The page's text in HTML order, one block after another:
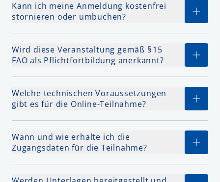
Kann ich meine Anmeldung kostenfrei
stornieren oder umbuchen?
Wird diese Veranstaltung gemäß § 15
FAO als Pflichtfortbildung anerkannt?
Welche technischen Voraussetzungen
gibt es für die Online-Teilnahme?
Wann und wie erhalte ich die
Zugangsdaten für die Teilnahme?